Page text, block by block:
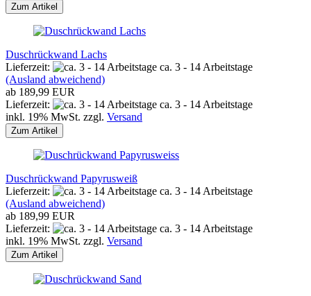
Zum Artikel
Duschrückwand Lachs
Lieferzeit:
ca. 3 - 14 Arbeitstage
(Ausland abweichend)
ab 189,99 EUR
Lieferzeit:
ca. 3 - 14 Arbeitstage
inkl. 19% MwSt. zzgl. Versand
Zum Artikel
Duschrückwand Papyrusweiß
Lieferzeit:
ca. 3 - 14 Arbeitstage
(Ausland abweichend)
ab 189,99 EUR
Lieferzeit:
ca. 3 - 14 Arbeitstage
inkl. 19% MwSt. zzgl. Versand
Zum Artikel